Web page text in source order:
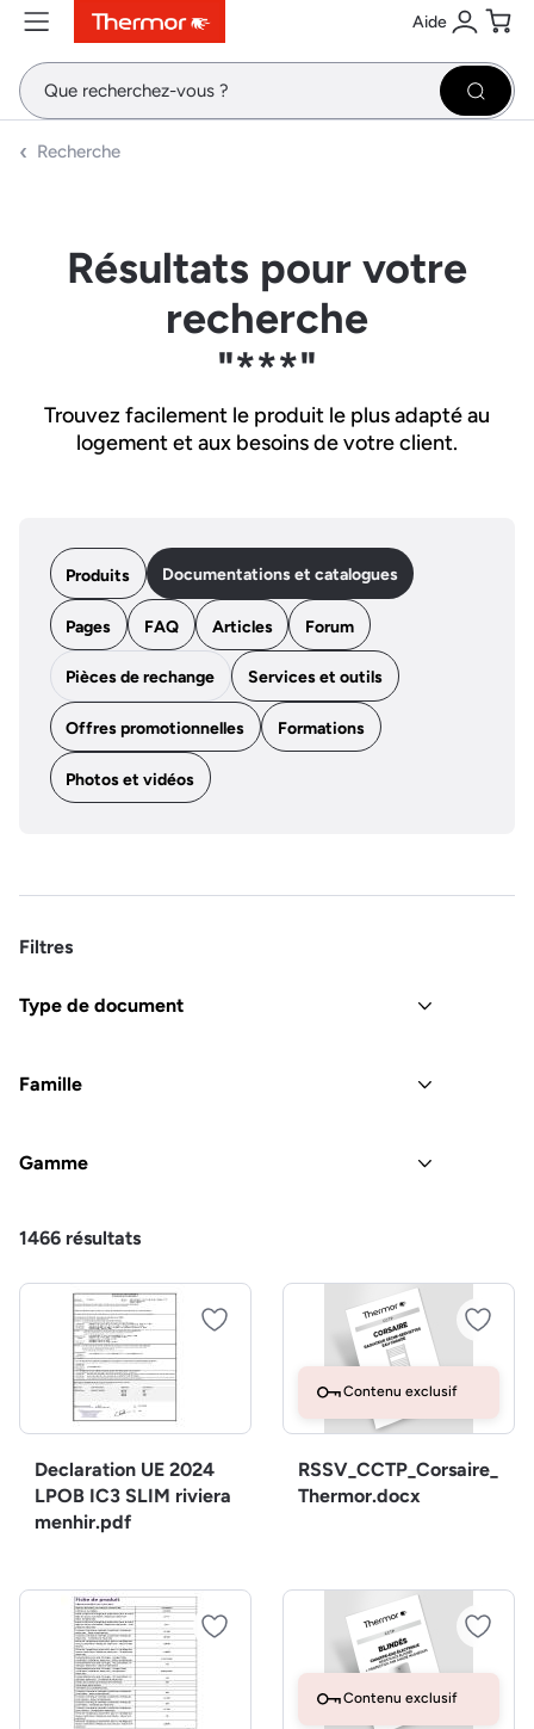
ContenuMenuRecherche Aide
Se
Recherche
Résultats pour votre
recherche
"***"
Trouvez facilement le produit le plus adapté au
logement et aux besoins de votre client.
Produits Documentations et catalogues
Pages FAQ Articles Forum
Pièces de rechange Services et outils
Offres promotionnelles Formations
Photos et vidéos
Filtres
Type de document
Famille
Gamme
1466 résultats
Declaration UE 2024
LPOB IC3 SLIM riviera
menhir.pdf
Contenu exclusif
RSSV_CCTP_Corsaire_
Thermor.docx
Contenu exclusif